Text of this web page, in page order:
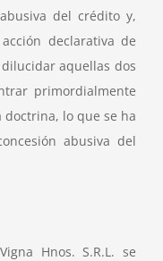
del crédito y,
declarativa de
aquellas dos
primordialmente
lo que se ha
abusiva del
Hnos. S.R.L. se